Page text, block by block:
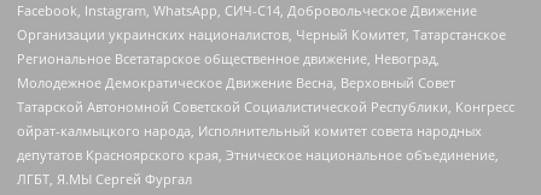
Facebook, Instagram, WhatsApp, СИЧ-С14, Добровольческое Движение
Организации украинских националистов, Черный Комитет, Татарстанское
Региональное Всетатарское общественное движение, Невоград,
Молодежное Демократическое Движение Весна, Верховный Совет
Татарской Автономной Советской Социалистической Республики, Конгресс
ойрат-калмыцкого народа, Исполнительный комитет совета народных
депутатов Красноярского края, Этническое национальное объединение,
ЛГБТ, Я.МЫ Сергей Фургал